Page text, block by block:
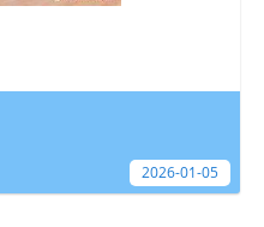
2026-01-05